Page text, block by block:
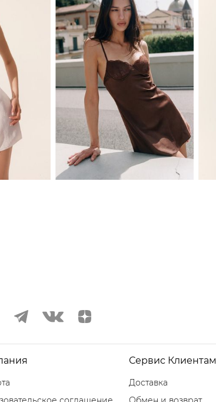
XS S M
Сервис Клиентам
Доставка